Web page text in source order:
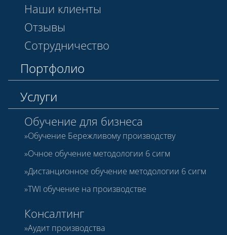
Наши клиенты
Отзывы
Сотрудничество
Портфолио
Услуги
Обучение для бизнеса
Обучение Бережливому производству
Очное обучение методологии 6 сигм
Дистанционное обучение методологии 6 сигм
TWI обучение на производстве
Консалтинг
Аудит производства